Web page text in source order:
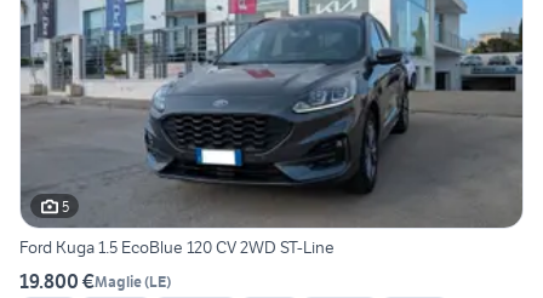
5
Ford Kuga 1.5 EcoBlue 120 CV 2WD ST-Line
19.800 €Maglie(LE)